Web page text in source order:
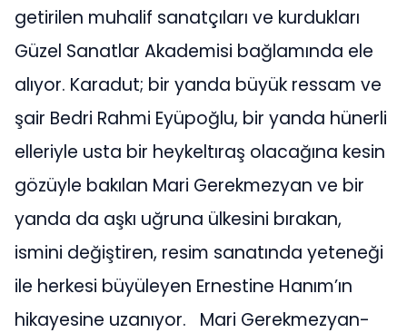
getirilen muhalif sanatçıları ve kurdukları
Güzel Sanatlar Akademisi bağlamında ele
alıyor. Karadut; bir yanda büyük ressam ve
şair Bedri Rahmi Eyüpoğlu, bir yanda hünerli
elleriyle usta bir heykeltıraş olacağına kesin
gözüyle bakılan Mari Gerekmezyan ve bir
yanda da aşkı uğruna ülkesini bırakan,
ismini değiştiren, resim sanatında yeteneği
ile herkesi büyüleyen Ernestine Hanım’ın
hikayesine uzanıyor. Mari Gerekmezyan-